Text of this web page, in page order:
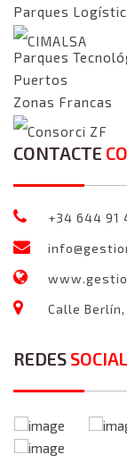
Parques
CIMALSA
Parques
Puertos
Zonas Francas
Consorci ZF
CONTACTE
+34 644 91
Calle
REDES